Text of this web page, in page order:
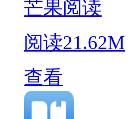
芒果阅读
阅读21.62M
查看